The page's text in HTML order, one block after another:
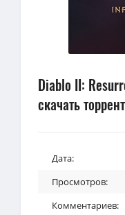
Diablo II:
скачать торрент
Дата:
Просмотров:
Комментариев: